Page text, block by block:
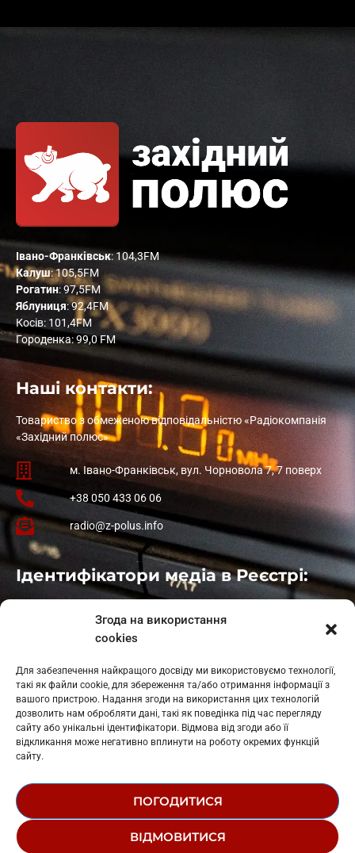
Згода на використання
cookies
Для забезпечення найкращого досвіду ми використовуємо технології,
такі як файли cookie, для збереження та/або отримання інформації з
вашого пристрою. Надання згоди на використання цих технологій
дозволить нам обробляти дані, такі як поведінка під час перегляду
сайту або унікальні ідентифікатори. Відмова від згоди або її
відкликання може негативно вплинути на роботу окремих функцій
сайту.
ПОГОДИТИСЯ
ВІДМОВИТИСЯ
Івано-Франківськ: 104,3FM
Калуш: 105,5FM
Рогатин: 97,5FM
Яблуниця: 92,4FM
Косів: 101,4FM
Городенка: 99,0 FM
Наші контакти:
Товариство з обмеженою відповідальністю «Радіокомпанія
«Західний полюс»
м. Івано-Франківськ, вул. Чорновола 7, 7 поверх
+38 050 433 06 06
radio@z-polus.info
Ідентифікатори медіа в Реєстрі:
: L11-01410
: L11-01801
Косів: L11-01805
Гарасимів: L11-02274
© 1995-2026 РК «ЗАХІДНИЙ ПОЛЮС»